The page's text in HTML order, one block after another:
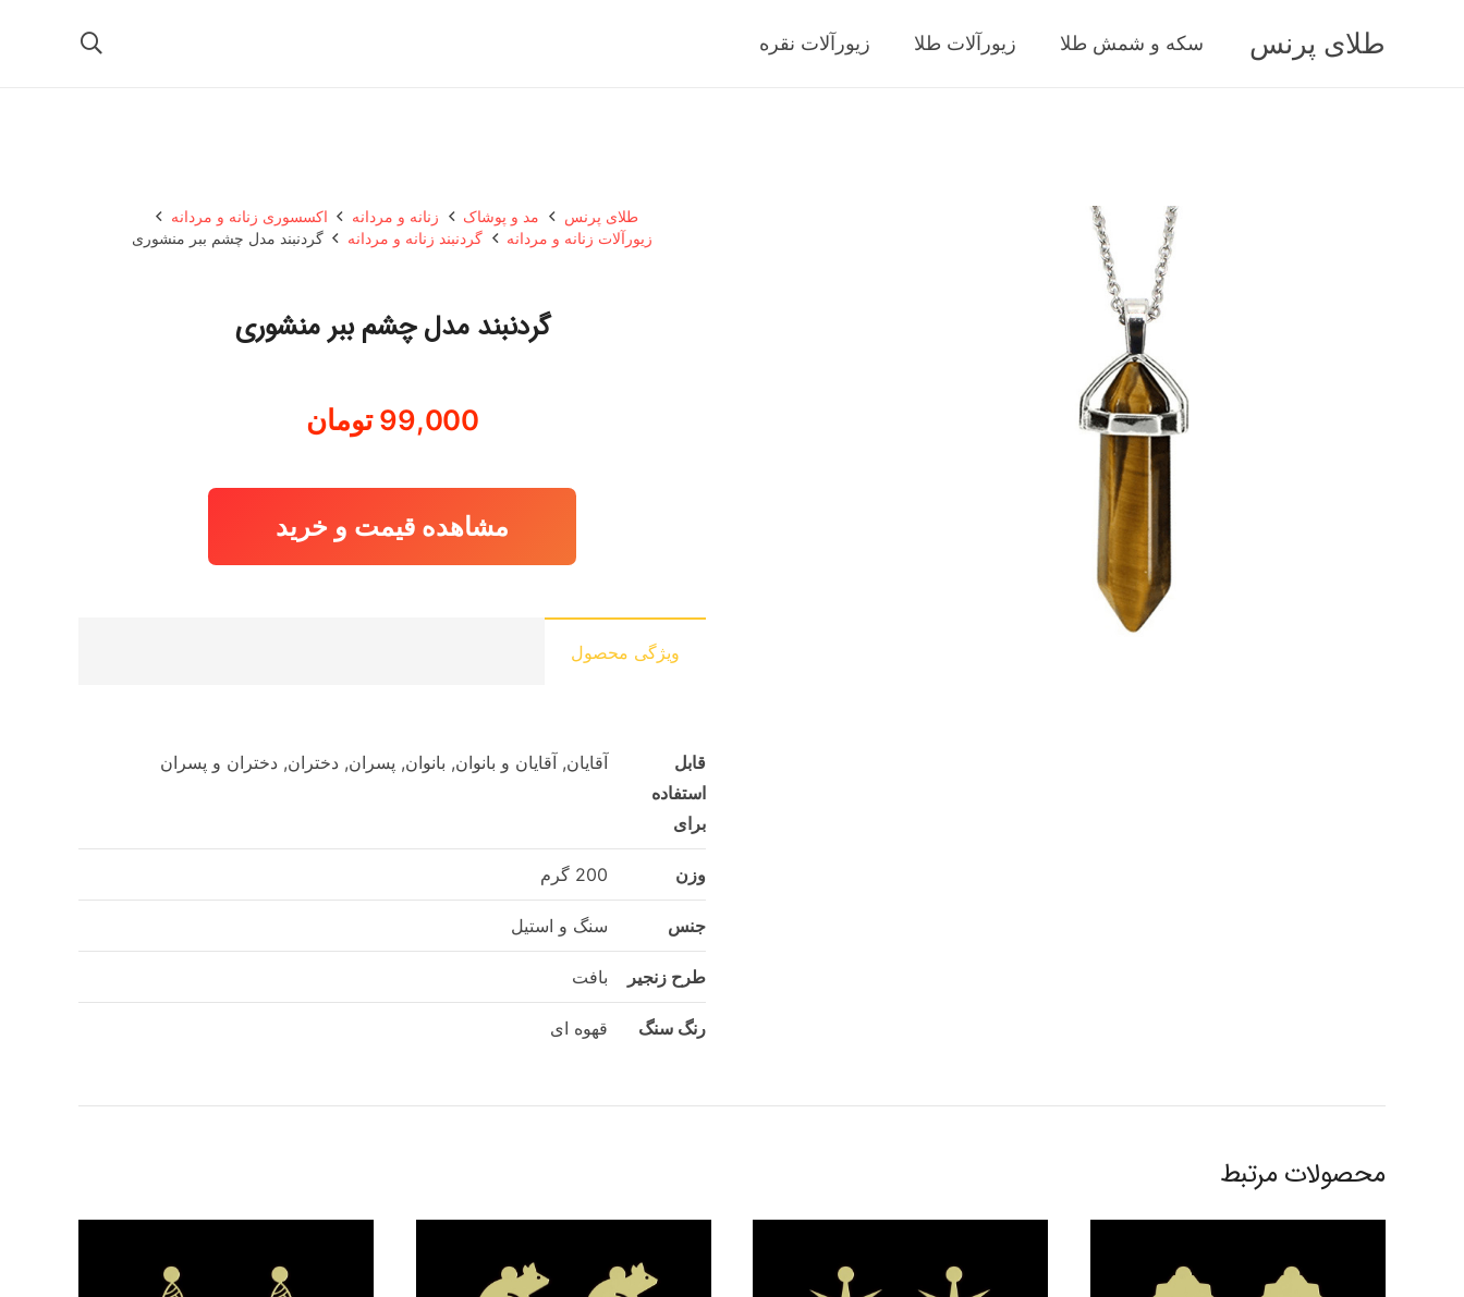
طلای پرنس سکه و شمش طلا زیورآلات طلا زیورآلات نقره
طلای پرنس مد و پوشاک زنانه و مردانه
اکسسوری زنانه و مردانه
زیورآلات زنانه و مردانه
گردنبند زنانه و مردانه گردنبند مدل چشم ببر منشوری
گردنبند مدل چشم ببر منشوری
99,000 تومان
مشاهده قیمت و خرید
ویژگی محصول
قابل
استفاده
برای
آقایان, آقایان و بانوان, بانوان, پسران, دختران, دختران و پسران
وزن 200 گرم
جنس سنگ و استیل
طرح زنجیر بافت
رنگ سنگ قهوه ای
محصولات مرتبط